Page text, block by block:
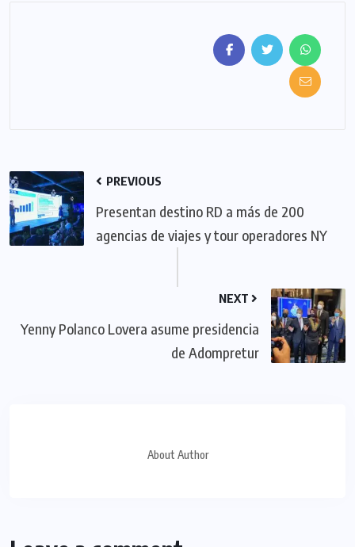
PREVIOUS
Presentan destino RD a más de 200
agencias de viajes y tour operadores NY
NEXT
Yenny Polanco Lovera asume presidencia
de Adompretur
About Author